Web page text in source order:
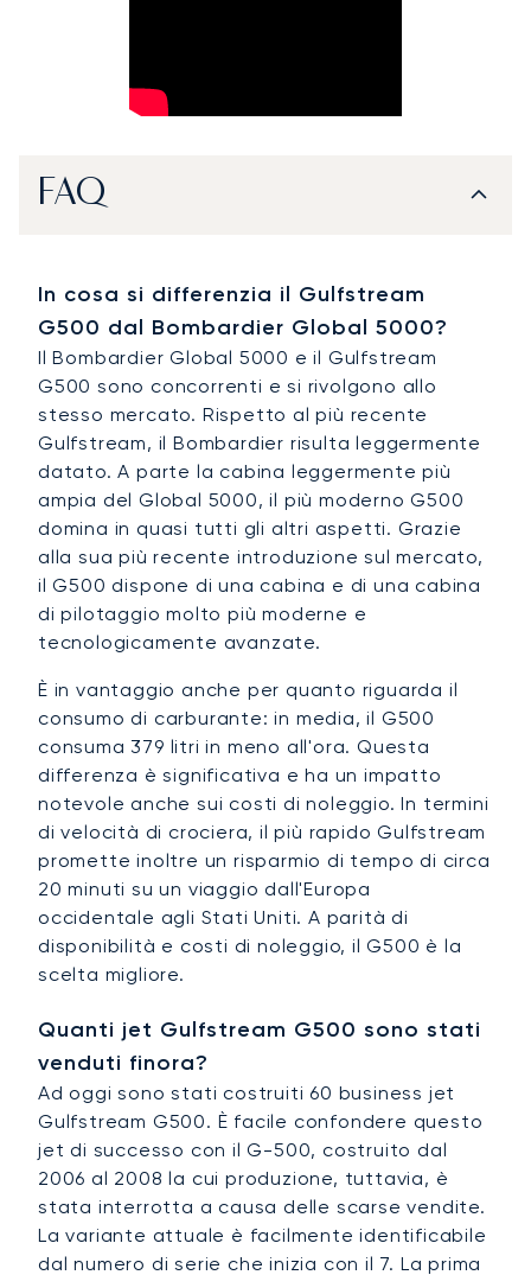
FAQ
In cosa si differenzia il Gulfstream
G500 dal Bombardier Global 5000?
Il Bombardier Global 5000 e il Gulfstream
G500 sono concorrenti e si rivolgono allo
stesso mercato. Rispetto al più recente
Gulfstream, il Bombardier risulta leggermente
datato. A parte la cabina leggermente più
ampia del Global 5000, il più moderno G500
domina in quasi tutti gli altri aspetti. Grazie
alla sua più recente introduzione sul mercato,
il G500 dispone di una cabina e di una cabina
di pilotaggio molto più moderne e
tecnologicamente avanzate.
È in vantaggio anche per quanto riguarda il
consumo di carburante: in media, il G500
consuma 379 litri in meno all'ora. Questa
differenza è significativa e ha un impatto
notevole anche sui costi di noleggio. In termini
di velocità di crociera, il più rapido Gulfstream
promette inoltre un risparmio di tempo di circa
20 minuti su un viaggio dall'Europa
occidentale agli Stati Uniti. A parità di
disponibilità e costi di noleggio, il G500 è la
scelta migliore.
Quanti jet Gulfstream G500 sono stati
venduti finora?
Ad oggi sono stati costruiti 60 business jet
Gulfstream G500. È facile confondere questo
jet di successo con il G-500, costruito dal
2006 al 2008 la cui produzione, tuttavia, è
stata interrotta a causa delle scarse vendite.
La variante attuale è facilmente identificabile
dal numero di serie che inizia con il 7. La prima